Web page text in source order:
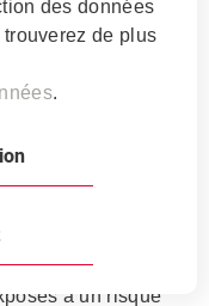
naturelle
soutient une
parasites.
40 g
à un risque
des données
de plus
.